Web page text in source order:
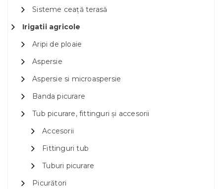
Sisteme ceață terasă
Irigatii agricole
Aripi de ploaie
Aspersie
Aspersie si microaspersie
Banda picurare
Tub picurare, fittinguri și accesorii
Accesorii
Fittinguri tub
Tuburi picurare
Picurători